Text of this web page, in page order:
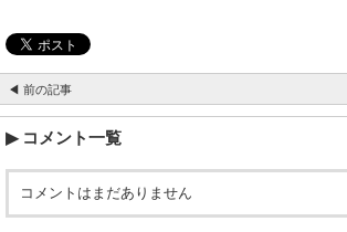
◀ 前の記事
コメント一覧
コメントはまだありません